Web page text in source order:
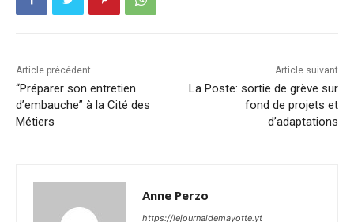
Article précédent
“Préparer son entretien
d’embauche” à la Cité des
Métiers
Article suivant
La Poste: sortie de grève sur
fond de projets et
d’adaptations
Anne Perzo
https://lejournaldemayotte.yt